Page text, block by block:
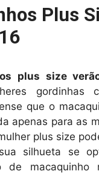
Plus
plus size
gordinhas
que o
apenas para as
plus size
silhueta se
de macaquinho